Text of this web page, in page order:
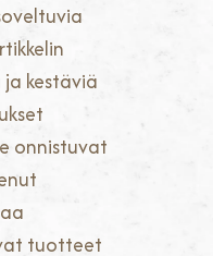
ja kestäviä
onnistuvat
tuotteet